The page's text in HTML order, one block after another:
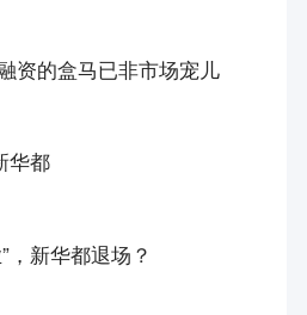
资的盒马已非市场宠儿
华都
，新华都退场？